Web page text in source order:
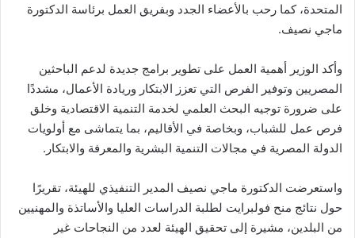
المتحدة، كما رحب بالأعضاء الجدد وبفريق العمل برئاسة الدكتورة
ماجي نصيف.
وأكد الوزير أهمية العمل على تطوير برامج جديدة لدعم الباحثين
المصريين وتوفير الفرص التي تعزز الابتكار وريادة الأعمال، مشددًا
على ضرورة توجيه البحث العلمي لخدمة التنمية الاقتصادية وخلق
فرص عمل للشباب، وبخاصة في الأقاليم، بما يتماشى مع أولويات
الدولة المصرية في مجالات التنمية البشرية والمعرفة والابتكار.
واستعرضت الدكتورة ماجي نصيف المدير التنفيذي للهيئة، تقريرًا
حول نتائج منح فولبرايت لطلبة الدراسات العليا والأساتذة والمهنيين
من البلدين، مشيرة إلى تحقيق الهيئة لعدد من النجاحات غير